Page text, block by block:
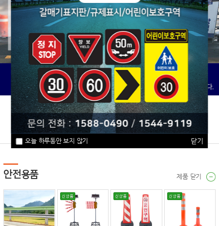
주문/배송 송장조회 고객의소리
안전용품 제품 닫기
오늘 하루동안 보지 않기 닫기